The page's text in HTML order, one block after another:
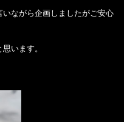
いながら企画しましたがご安心
います。